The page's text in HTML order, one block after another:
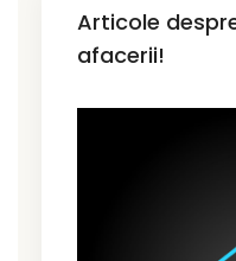
Articole
afacerii!